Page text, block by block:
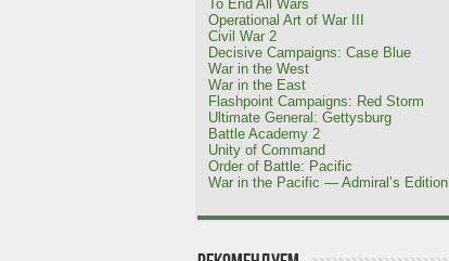
To End All Wars
Operational Art of War III
Civil War 2
Decisive Campaigns: Case Blue
War in the West
War in the East
Flashpoint Campaigns: Red Storm
Ultimate General: Gettysburg
Battle Academy 2
Unity of Command
Order of Battle: Pacific
War in the Pacific — Admiral’s Edition